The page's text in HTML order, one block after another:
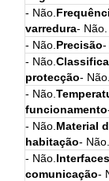
- Não.
varredura- Não.
- Não. Precisão-
- Não.
protecção- Não.
- Não.
funcionamento
- Não. Material
habitação- Não.
- Não.
comunicação-